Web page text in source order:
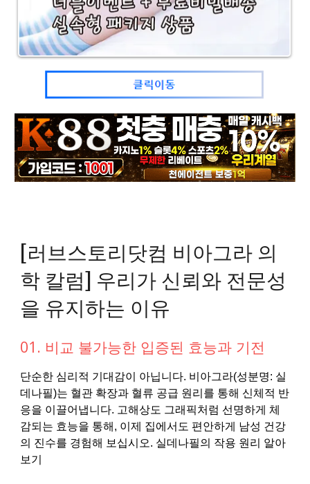
[러브스토리닷컴 비아그라 의
학 칼럼] 우리가 신뢰와 전문성
을 유지하는 이유
01. 비교 불가능한 입증된 효능과 기전
단순한 심리적 기대감이 아닙니다. 비아그라(성분명: 실
데나필)는 혈관 확장과 혈류 공급 원리를 통해 신체적 반
응을 이끌어냅니다. 고해상도 그래픽처럼 선명하게 체
감되는 효능을 통해, 이제 집에서도 편안하게 남성 건강
의 진수를 경험해 보십시오. 실데나필의 작용 원리 알아
보기